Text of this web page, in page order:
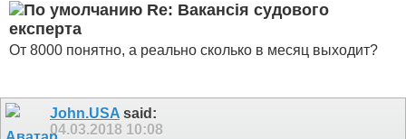
Re: Вакансія судового
експерта
От 8000 понятно, а реально сколько в месяц выходит?
John.USA said:
04.03.2018 10:08